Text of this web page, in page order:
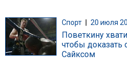
Спорт 20 июля
Поветкину
чтобы доказать
Сайксом